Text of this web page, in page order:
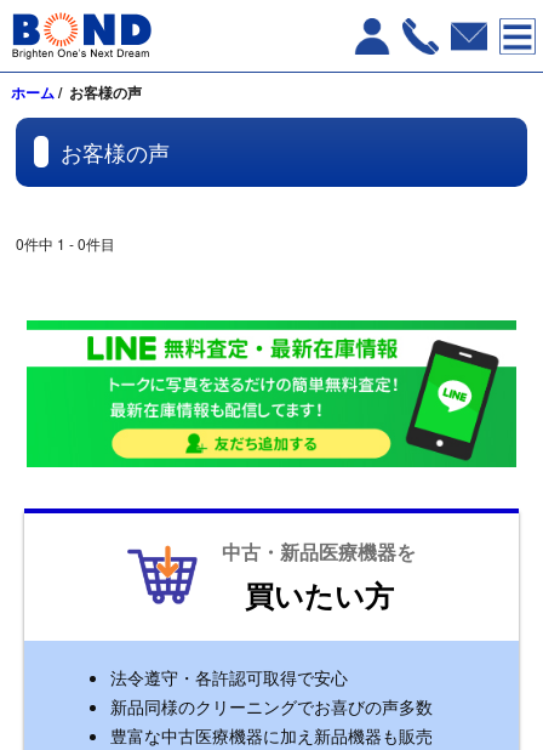
ホーム/ お客様の声
お客様の声
0件中 1 - 0件目
中古・新品医療機器を
買いたい方
法令遵守・各許認可取得で安心
新品同様のクリーニングでお喜びの声多数
豊富な中古医療機器に加え新品機器も販売